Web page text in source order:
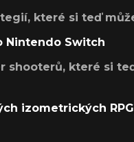
které si teď
Nintendo Switch
shooterů, které si
izometrických